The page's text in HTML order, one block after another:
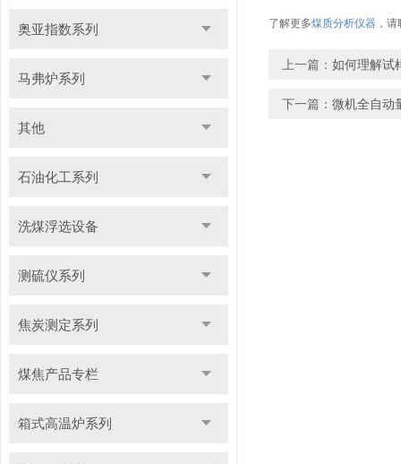
奥亚指数系列
马弗炉系列
其他
石油化工系列
洗煤浮选设备
测硫仪系列
焦炭测定系列
煤焦产品专栏
箱式高温炉系列
了解更多煤质分析仪器 ，
上一篇： 如何理解试
下一篇： 微机全自动